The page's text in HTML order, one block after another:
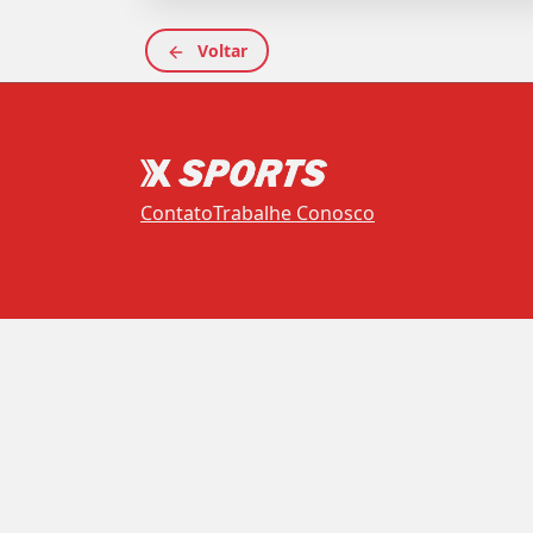
Voltar
ContatoTrabalhe Conosco